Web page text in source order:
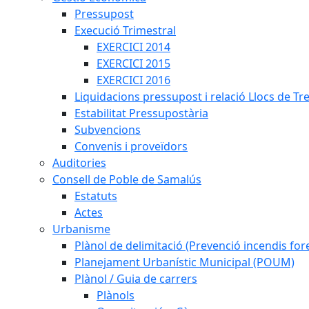
Pressupost
Execució Trimestral
EXERCICI 2014
EXERCICI 2015
EXERCICI 2016
Liquidacions pressupost i relació Llocs de
Estabilitat Pressupostària
Subvencions
Convenis i proveïdors
Auditories
Consell de Poble de Samalús
Estatuts
Actes
Urbanisme
Plànol de delimitació (Prevenció incendis
Planejament Urbanístic Municipal (POUM)
Plànol / Guia de carrers
Plànols